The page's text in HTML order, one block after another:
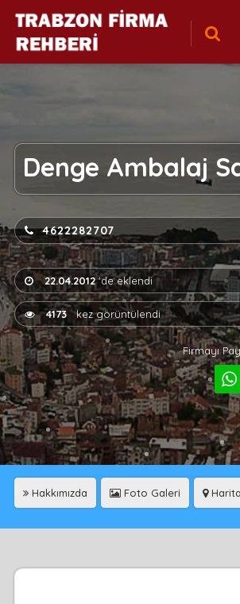
Denge Ambalaj
4622282707
22.04.2012'de eklendi
4173kez görüntülendi
Firmayı
Hakkımızda Foto Galeri Harita